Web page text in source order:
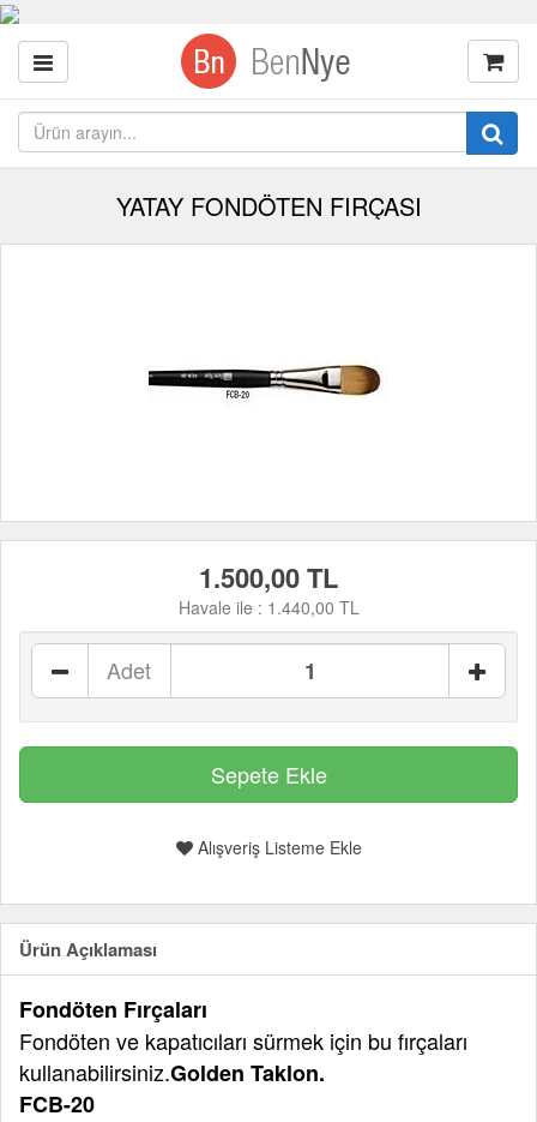
YATAY FONDÖTEN FIRÇASI
1.500,00 TL
Havale ile : 1.440,00 TL
Adet
Alışveriş Listeme Ekle
Ürün Açıklaması
Fondöten Fırçaları
Fondöten ve kapatıcıları sürmek için bu fırçaları
kullanabilirsiniz.Golden Taklon.
FCB-20